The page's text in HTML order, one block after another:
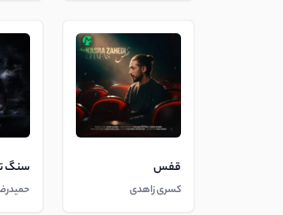
قفس
کسری زاهدی
سنگ